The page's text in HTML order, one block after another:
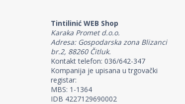
Tintilinić WEB Shop
Karaka Promet d.o.o.
Adresa: Gospodarska zona Blizanci
br.2, 88260 Čitluk.
Kontakt telefon: 036/642-347
Kompanija je upisana u trgovački
registar:
MBS: 1-1364
IDB 4227129690002